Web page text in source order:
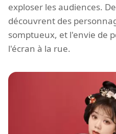
exploser les audiences.
découvrent des
somptueux, et l'envie de
l'écran à la rue.